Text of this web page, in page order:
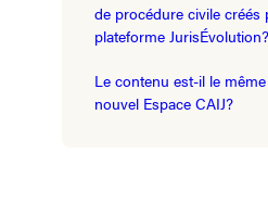
de procédure civile créés
plateforme JurisÉvolution?
Le contenu est-il le
nouvel Espace CAIJ?